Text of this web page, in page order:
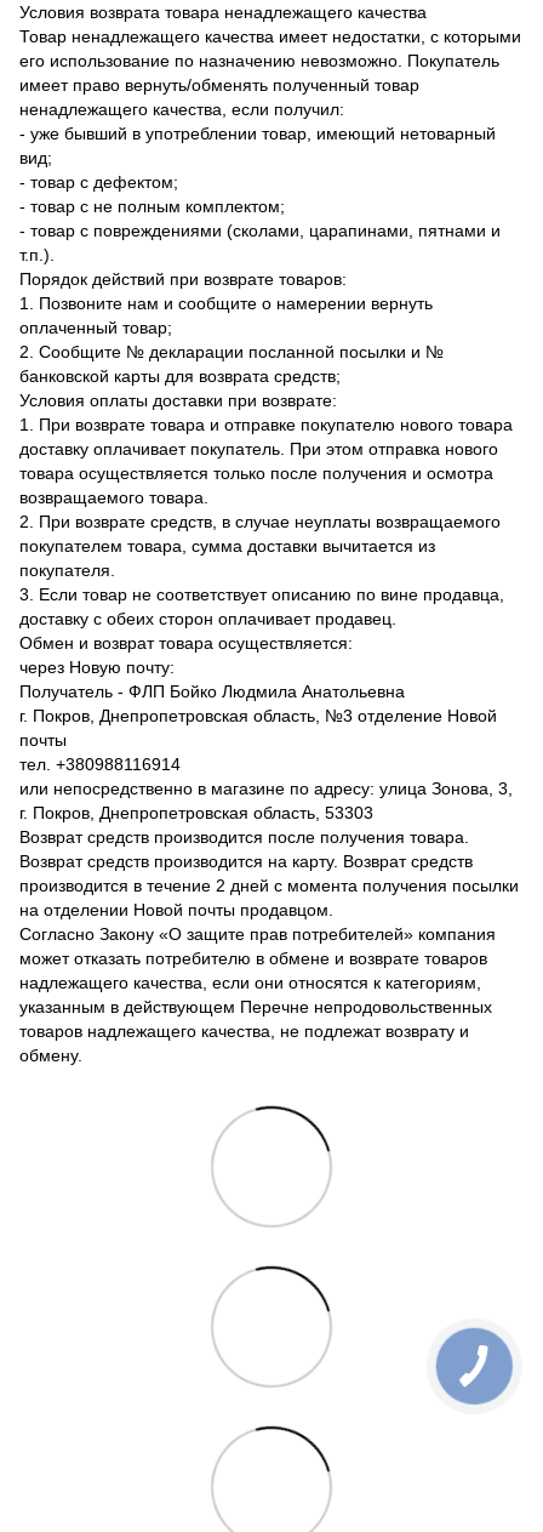
Условия возврата товара ненадлежащего качества
Товар ненадлежащего качества имеет недостатки, с которыми
его использование по назначению невозможно. Покупатель
имеет право вернуть/обменять полученный товар
ненадлежащего качества, если получил:
- уже бывший в употреблении товар, имеющий нетоварный
вид;
- товар с дефектом;
- товар с не полным комплектом;
- товар с повреждениями (сколами, царапинами, пятнами и
т.п.).
Порядок действий при возврате товаров:
1. Позвоните нам и сообщите о намерении вернуть
оплаченный товар;
2. Сообщите № декларации посланной посылки и №
банковской карты для возврата средств;
Условия оплаты доставки при возврате:
1. При возврате товара и отправке покупателю нового товара
доставку оплачивает покупатель. При этом отправка нового
товара осуществляется только после получения и осмотра
возвращаемого товара.
2. При возврате средств, в случае неуплаты возвращаемого
покупателем товара, сумма доставки вычитается из
покупателя.
3. Если товар не соответствует описанию по вине продавца,
доставку с обеих сторон оплачивает продавец.
Обмен и возврат товара осуществляется:
через Новую почту:
Получатель - ФЛП Бойко Людмила Анатольевна
г. Покров, Днепропетровская область, №3 отделение Новой
почты
тел. +380988116914
или непосредственно в магазине по адресу: улица Зонова, 3,
г. Покров, Днепропетровская область, 53303
Возврат средств производится после получения товара.
Возврат средств производится на карту. Возврат средств
производится в течение 2 дней с момента получения посылки
на отделении Новой почты продавцом.
Согласно Закону «О защите прав потребителей» компания
может отказать потребителю в обмене и возврате товаров
надлежащего качества, если они относятся к категориям,
указанным в действующем Перечне непродовольственных
товаров надлежащего качества, не подлежат возврату и
обмену.